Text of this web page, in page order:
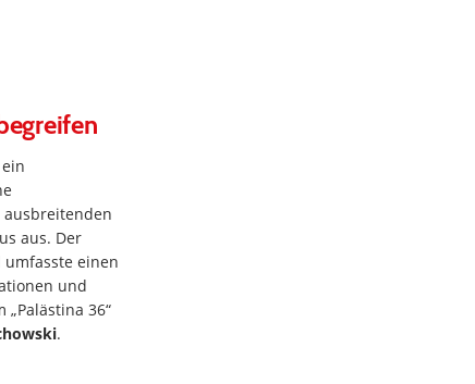
aus. Der
einen
und
36“
.